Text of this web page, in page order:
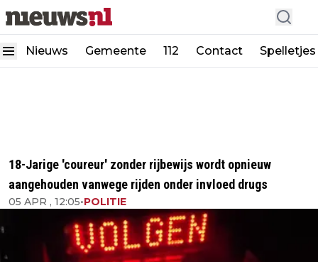
Nieuws Gemeente 112 Contact Spelletjes
18-Jarige 'coureur' zonder rijbewijs wordt opnieuw
aangehouden vanwege rijden onder invloed drugs
05 APR , 12:05•POLITIE